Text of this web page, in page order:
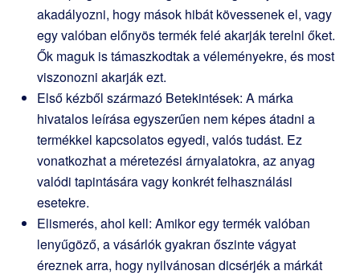
akadályozni, hogy mások hibát kövessenek el, vagy
egy valóban előnyös termék felé akarják terelni őket.
Ők maguk is támaszkodtak a véleményekre, és most
viszonozni akarják ezt.
Első kézből származó Betekintések: A márka
hivatalos leírása egyszerűen nem képes átadni a
termékkel kapcsolatos egyedi, valós tudást. Ez
vonatkozhat a méretezési árnyalatokra, az anyag
valódi tapintására vagy konkrét felhasználási
esetekre.
Elismerés, ahol kell: Amikor egy termék valóban
lenyűgöző, a vásárlók gyakran őszinte vágyat
éreznek arra, hogy nyilvánosan dicsérjék a márkát